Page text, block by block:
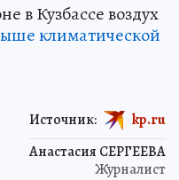
в Кузбассе воздух
климатической
Анастасия СЕРГЕЕВА
Журналист
Источник: kp.ru